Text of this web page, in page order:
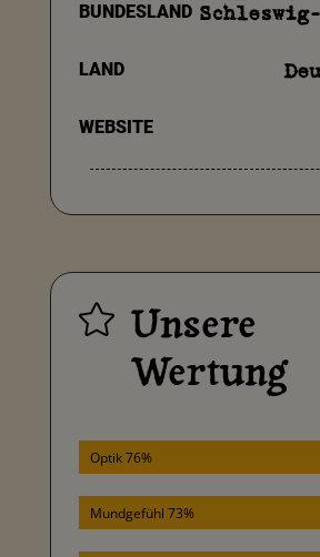
BUNDESLAND
LAND
WEBSITE
 Unsere
Wertung
Optik 76%
Mundgefühl 73%